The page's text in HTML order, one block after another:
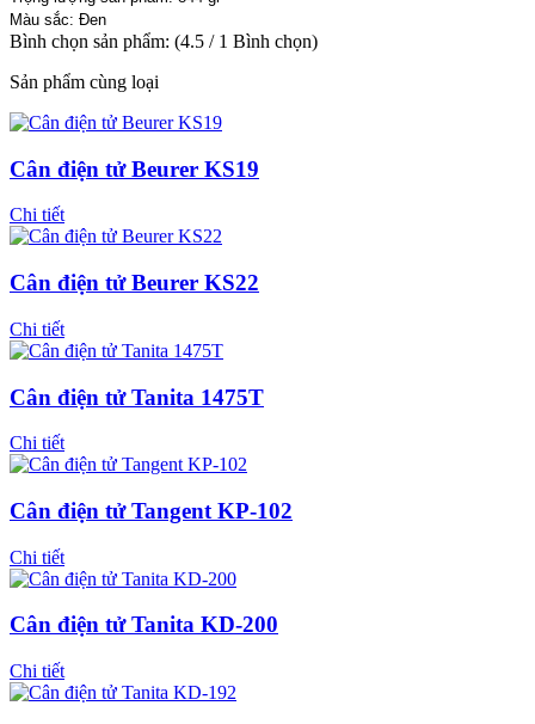
Màu sắc: Đen
Bình chọn sản phẩm: (4.5 / 1 Bình chọn)
Sản phẩm cùng loại
Cân điện tử Beurer KS19
Chi tiết
Cân điện tử Beurer KS22
Chi tiết
Cân điện tử Tanita 1475T
Chi tiết
Cân điện tử Tangent KP-102
Chi tiết
Cân điện tử Tanita KD-200
Chi tiết